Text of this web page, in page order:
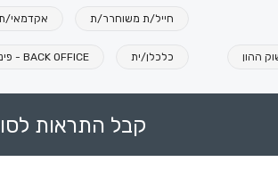
חייל/ת משוחרר/ת אקדמאי/ת
ההון כלכלן/ית BACK OFFICE - פיננסים
קבל התראות